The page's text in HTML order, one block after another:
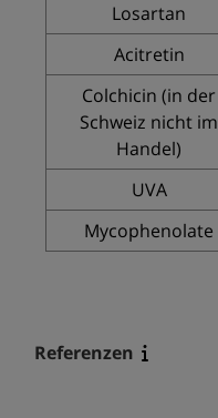
Losartan
Acitretin
Colchicin (in der
Schweiz nicht im
Handel)
UVA
Mycophenolate
Referenzen